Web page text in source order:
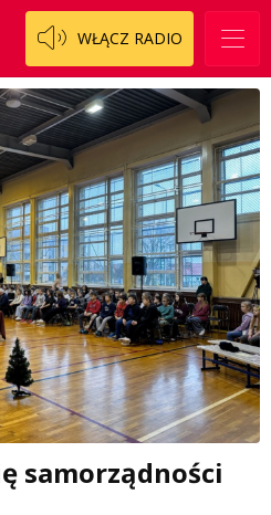
WŁĄCZ RADIO
samorządności